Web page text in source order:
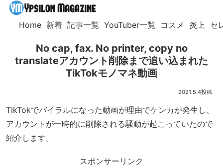
Home 新着 記事一覧 YouTuber一覧 コスメ 炎上 セ
No cap, fax. No printer, copy no
translateアカウント削除まで追い込まれた
TikTokモノマネ動画
2021.5.4
TikTokでバイラルになった動画が理由でケンカが発生し、
アカウントが一時的に削除される騒動が起こっていたので
紹介します。
スポンサーリンク